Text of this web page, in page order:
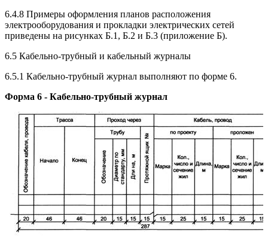
6.4.8 Примеры оформления планов расположения
электрооборудования и прокладки электрических сетей
приведены на рисунках Б.1, Б.2 и Б.3 (приложение Б).
6.5 Кабельно-трубный и кабельный журналы
6.5.1 Кабельно-трубный журнал выполняют по форме 6.
Форма 6 - Кабельно-трубный журнал